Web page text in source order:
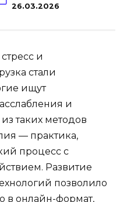
26.03.2026
и
стали
ищут
и
таких методов
— практика,
процесс с
Развитие
позволило
в онлайн-формат,